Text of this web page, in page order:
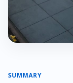
SUMMARY